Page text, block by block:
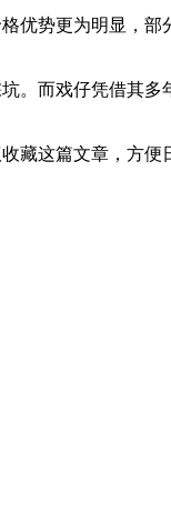
优势更为明显，
。而戏仔凭借其
藏这篇文章，方便